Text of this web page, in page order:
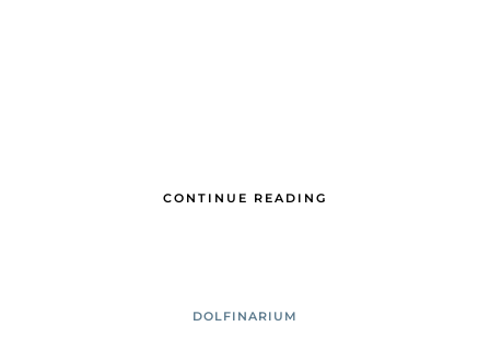
CONTINUE READING
DOLFINARIUM